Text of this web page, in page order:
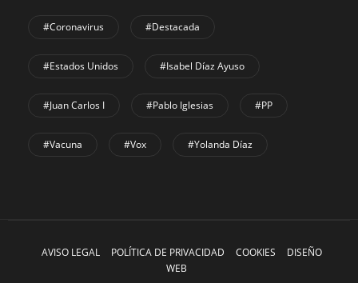
#coronavirus #Destacada
#Estados Unidos #Isabel Díaz Ayuso
#Juan Carlos I #Pablo Iglesias #PP
#Vacuna #Vox #Yolanda Díaz
AVISO LEGAL POLÍTICA DE PRIVACIDAD COOKIES
DISEÑO
WEB